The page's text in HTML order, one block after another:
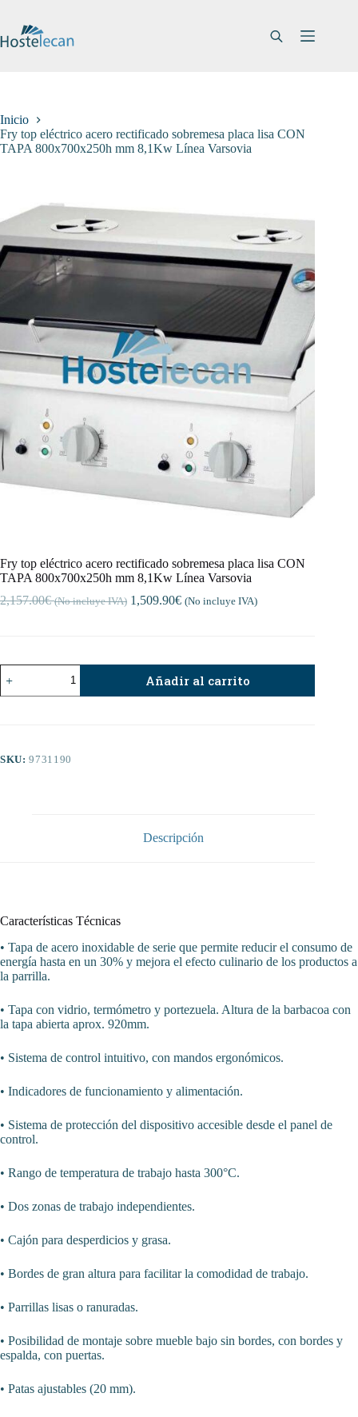
contenido
Inicio
Fry top eléctrico acero rectificado sobremesa placa lisa CON
TAPA 800x700x250h mm 8,1Kw Línea Varsovia
Fry top eléctrico acero rectificado sobremesa placa lisa CON
TAPA 800x700x250h mm 8,1Kw Línea Varsovia
2,157.00€ (No incluye IVA) 1,509.90€ (No incluye IVA)
Fry
top
eléctrico
lisa
Añadir al carrito
SKU:9731190
Descripción
Características Técnicas
• Tapa de acero inoxidable de serie que permite reducir el consumo de
energía hasta en un 30% y mejora el efecto culinario de los productos a
la parrilla.
• Tapa con vidrio, termómetro y portezuela. Altura de la barbacoa con
la tapa abierta aprox. 920mm.
• Sistema de control intuitivo, con mandos ergonómicos.
• Indicadores de funcionamiento y alimentación.
• Sistema de protección del dispositivo accesible desde el panel de
control.
• Rango de temperatura de trabajo hasta 300°C.
• Dos zonas de trabajo independientes.
• Cajón para desperdicios y grasa.
• Bordes de gran altura para facilitar la comodidad de trabajo.
• Parrillas lisas o ranuradas.
• Posibilidad de montaje sobre mueble bajo sin bordes, con bordes y
espalda, con puertas.
• Patas ajustables (20 mm).